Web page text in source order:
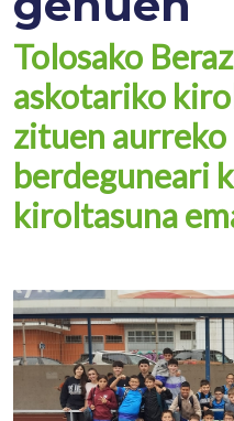
Tolosako
askotariko
zituen
berdeguneari
kiroltasuna